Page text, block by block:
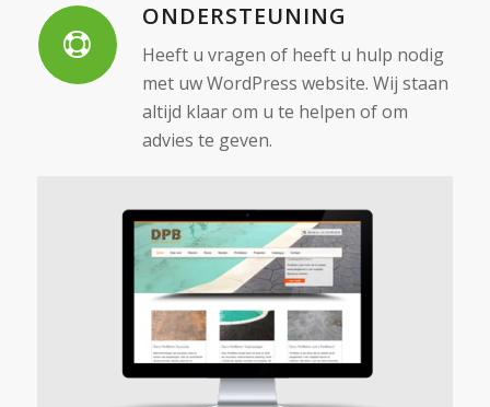
ONDERSTEUNING
Heeft u vragen of heeft u hulp nodig
met uw WordPress website. Wij staan
altijd klaar om u te helpen of om
advies te geven.